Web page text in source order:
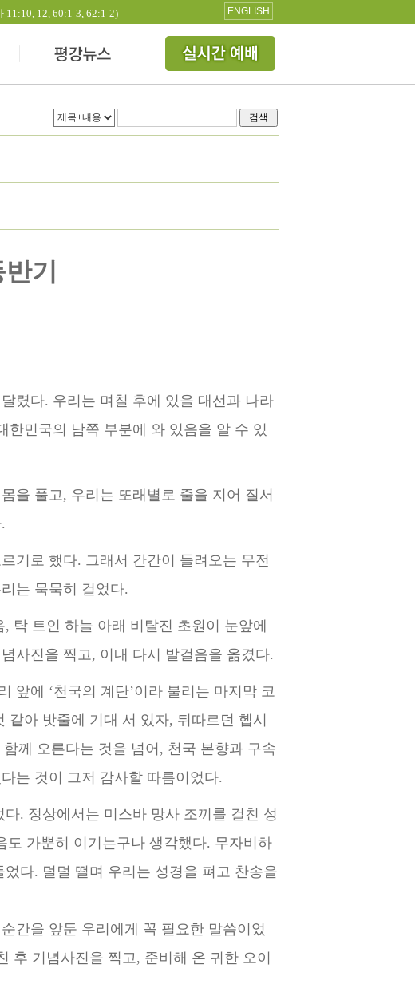
12, 60:1-3, 62:1-2) ENGLISH
검색
기
렸다. 우리는 며칠 후에 있을 대선과 나라
한민국의 남쪽 부분에 와 있음을 알 수 있
을 풀고, 우리는 또래별로 줄을 지어 질서
기로 했다. 그래서 간간이 들려오는 무전
는 묵묵히 걸었다.
탁 트인 하늘 아래 비 탈진 초원이 눈앞에
사진을 찍고, 이내 다시 발걸음을 옮겼다.
앞에 ‘천국의 계단’이라 불리는 마지막 코
같아 밧줄에 기대 서 있자, 뒤따르던 헵시
께 오른다는 것을 넘어, 천국 본향과 구속
는 것이 그저 감사할 따름이었다.
다. 정상에서는 미스바 망사 조끼를 걸친 성
도 가뿐히 이기는구나 생각했다. 무자비하
었다. 덜덜 떨며 우리는 성경을 펴고 찬송을
간을 앞둔 우리에게 꼭 필요한 말씀이었
후 기념사진을 찍고, 준비해 온 귀한 오이